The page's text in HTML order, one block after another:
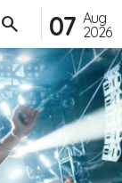
Aug
2026
07
search